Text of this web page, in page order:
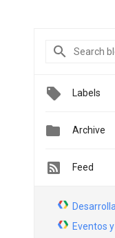
Labels
 Archive
Feed
Eventos